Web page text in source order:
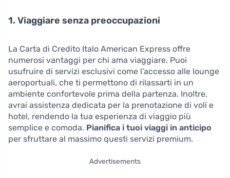
1. Viaggiare senza preoccupazioni
La Carta di Credito Italo American Express offre
numerosi vantaggi per chi ama viaggiare. Puoi
usufruire di servizi esclusivi come l’accesso alle lounge
aeroportuali, che ti permettono di rilassarti in un
ambiente confortevole prima della partenza. Inoltre,
avrai assistenza dedicata per la prenotazione di voli e
hotel, rendendo la tua esperienza di viaggio più
semplice e comoda. Pianifica i tuoi viaggi in anticipo
per sfruttare al massimo questi servizi premium.
Advertisements